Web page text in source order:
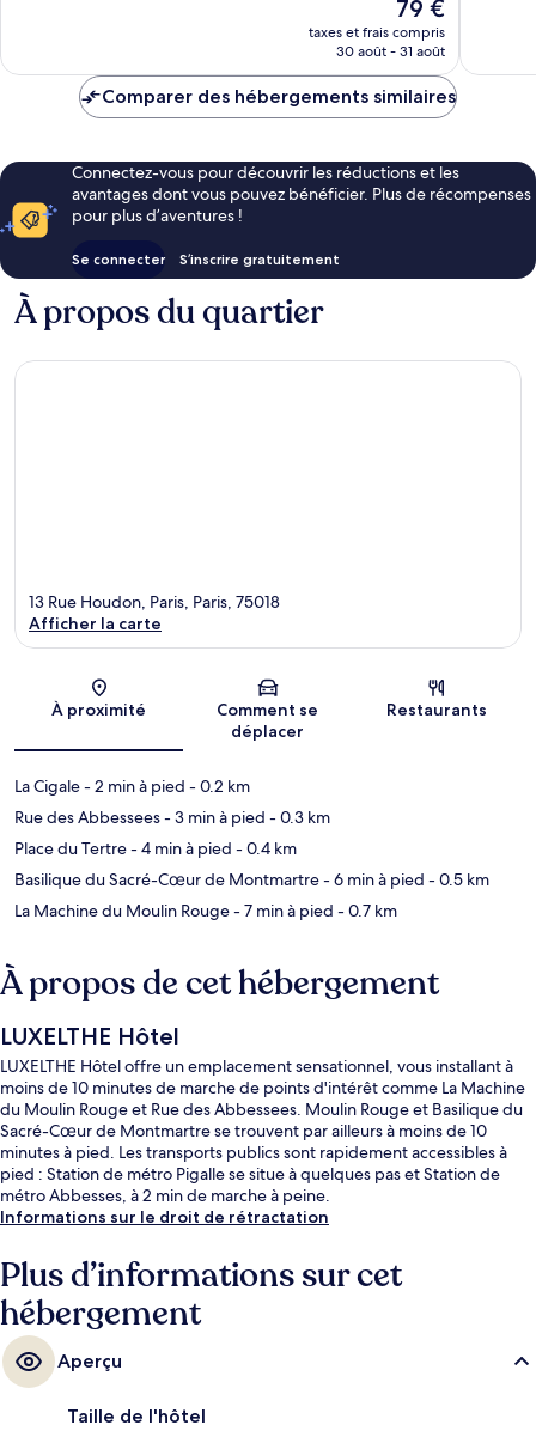
nouveau
prix
de
79 €
taxes et frais compris
30 août - 31 août
Comparer des hébergements similaires
Connectez-vous pour découvrir les réductions et les
avantages dont vous pouvez bénéficier. Plus de récompenses
pour plus d’aventures !
Se connecter S’inscrire gratuitement
À propos du quartier
Carte
13 Rue Houdon, Paris, Paris, 75018
Afficher la carte
À proximité
Comment se
déplacer
Restaurants
La Cigale- 2 min à pied - 0.2 km
Rue des Abbessees- 3 min à pied - 0.3 km
Place du Tertre- 4 min à pied - 0.4 km
Basilique du Sacré-Cœur de Montmartre- 6 min à pied - 0.5 km
La Machine du Moulin Rouge- 7 min à pied - 0.7 km
À propos de cet hébergement
LUXELTHE Hôtel
LUXELTHE Hôtel offre un emplacement sensationnel, vous installant à
moins de 10 minutes de marche de points d'intérêt comme La Machine
du Moulin Rouge et Rue des Abbessees. Moulin Rouge et Basilique du
Sacré-Cœur de Montmartre se trouvent par ailleurs à moins de 10
minutes à pied. Les transports publics sont rapidement accessibles à
pied : Station de métro Pigalle se situe à quelques pas et Station de
métro Abbesses, à 2 min de marche à peine.
Informations sur le droit de rétractation
Plus d’informations sur cet
hébergement
Aperçu
Taille de l'hôtel